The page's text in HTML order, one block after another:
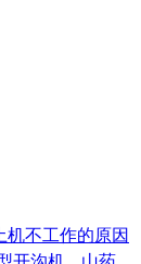
机不工作的原因